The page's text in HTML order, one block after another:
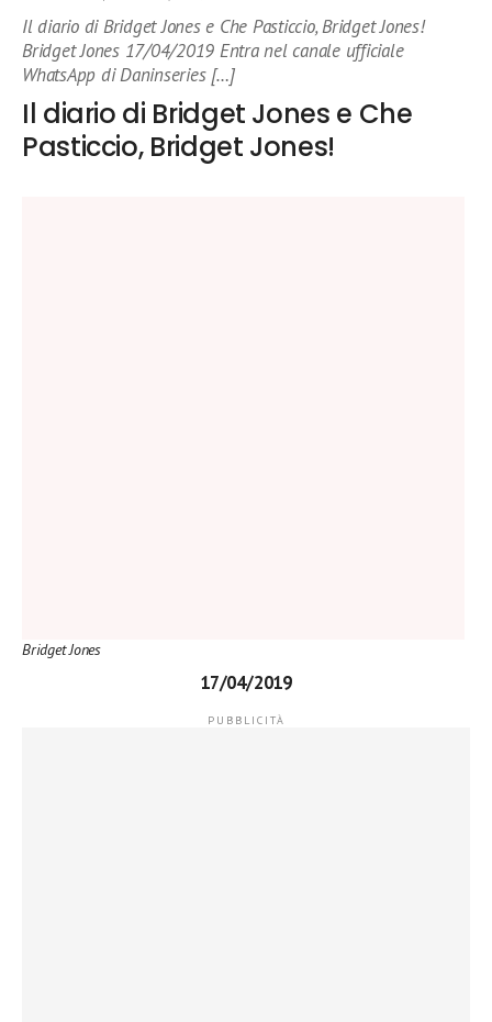
Il diario di Bridget Jones e Che Pasticcio, Bridget Jones!
Bridget Jones 17/04/2019 Entra nel canale ufficiale
WhatsApp di Daninseries […]
Il diario di Bridget Jones e Che
Pasticcio, Bridget Jones!
Bridget Jones
17/04/2019